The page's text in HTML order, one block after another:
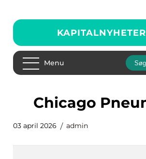
Menu
Chicago
03 april 2026 admin